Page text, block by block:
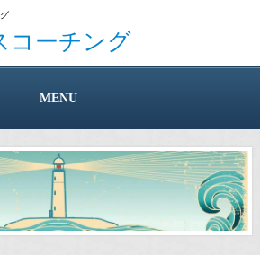
コーチング
MENU